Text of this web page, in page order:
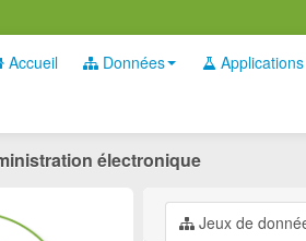
Accueil Données Applications
électronique
Jeux de